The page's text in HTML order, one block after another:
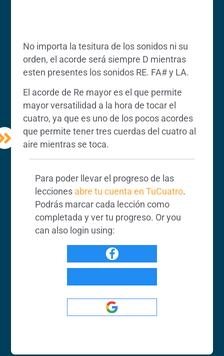
No importa la tesitura de los sonidos ni su
orden, el acorde será siempre D mientras
esten presentes los sonidos RE. FA# y LA.
El acorde de Re mayor es el que permite
mayor versatilidad a la hora de tocar el
cuatro, ya que es uno de los pocos acordes
que permite tener tres cuerdas del cuatro al
aire mientras se toca.
Para poder llevar el progreso de las
lecciones abre tu cuenta en TuCuatro.
Podrás marcar cada lección como
completada y ver tu progreso. Or you
can also login using: